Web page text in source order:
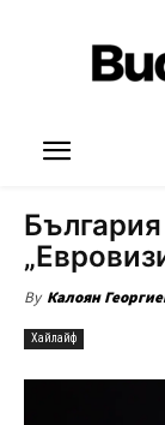
By Калоян
Хайлайф